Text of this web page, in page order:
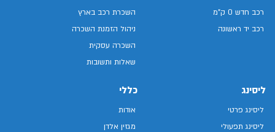
רכב חדש 0 ק"מ
רכב יד ראשונה
השכרת רכב בארץ
ניהול הזמנת השכרה
השכרה עסקית
שאלות ותשובות
ליסינג
ליסינג פרטי
ליסינג תפעולי
כללי
אודות
מגזין אלדן